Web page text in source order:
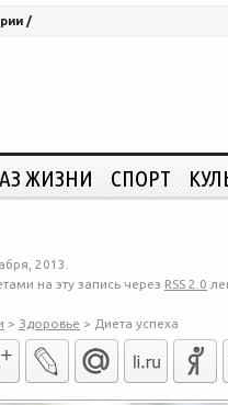
/
ЖИЗНИ СПОРТ
2013.
на эту запись через RSS 2.0
> Здоровье > Диета успеха